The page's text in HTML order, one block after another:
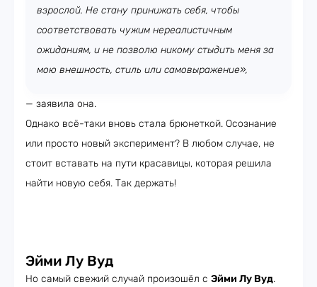
взрослой. Не стану принижать себя, чтобы
соответствовать чужим нереалистичным
ожиданиям, и не позволю никому стыдить меня за
мою внешность, стиль или самовыражение»,
— заявила она.
Однако всё-таки вновь стала брюнеткой. Осознание
или просто новый эксперимент? В любом случае, не
стоит вставать на пути красавицы, которая решила
найти новую себя. Так держать!
Эйми Лу Вуд
Но самый свежий случай произошёл с Эйми Лу Вуд.